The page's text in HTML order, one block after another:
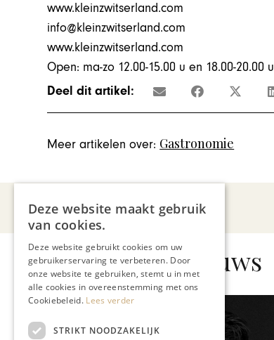
www.kleinzwitserland.com
info@kleinzwitserland.com
www.kleinzwitserland.com
Open: ma-zo 12.00-15.00 u en 18.00-20.00 u
Deel dit artikel:
Meer artikelen over: Gastronomie
Gerelateerd nieuws
Deze website maakt gebruik
van cookies.
Deze website gebruikt cookies om uw
gebruikerservaring te verbeteren. Door
onze website te gebruiken, stemt u in met
alle cookies in overeenstemming met ons
Cookiebeleid. Lees verder
STRIKT NOODZAKELIJK